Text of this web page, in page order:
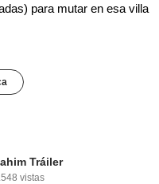
para mutar en esa villa
Tráiler
vistas